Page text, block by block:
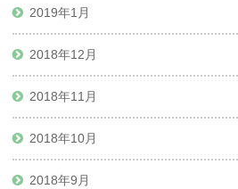
2019年1月
2018年12月
2018年11月
2018年10月
2018年9月